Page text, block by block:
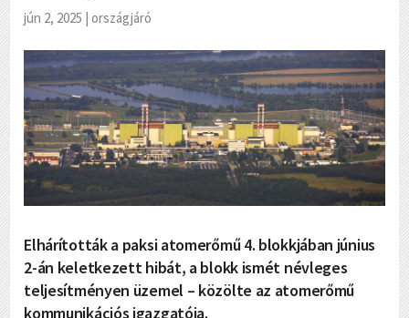
jún 2, 2025 |országjáró
Elhárították a paksi atomerőmű 4. blokkjában június
2-án keletkezett hibát, a blokk ismét névleges
teljesítményen üzemel – közölte az atomerőmű
kommunikációs igazgatója.